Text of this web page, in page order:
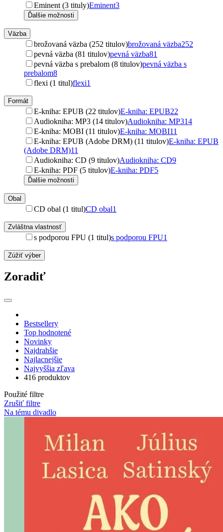
Eminent (3 tituly)Eminent3
Ďalšie možnosti
Väzba
brožovaná väzba (252 titulov)brožovaná väzba252
pevná väzba (81 titulov)pevná väzba81
pevná väzba s prebalom (8 titulov)pevná väzba s
prebalom8
flexi (1 titul)flexi1
Formát
E-kniha: EPUB (22 titulov)E-kniha: EPUB22
Audiokniha: MP3 (14 titulov)Audiokniha: MP314
E-kniha: MOBI (11 titulov)E-kniha: MOBI11
E-kniha: EPUB (Adobe DRM) (11 titulov)E-kniha: EPUB
(Adobe DRM)11
Audiokniha: CD (9 titulov)Audiokniha: CD9
E-kniha: PDF (5 titulov)E-kniha: PDF5
Ďalšie možnosti
Obal
CD obal (1 titul)CD obal1
Zvláštna vlastnosť
s podporou FPU (1 titul)s podporou FPU1
Zúžiť výber
Zoradiť
Bestsellery
Top hodnotené
Novinky
Najdrahšie
Najlacnejšie
Najvyššia zľava
416 produktov
Použité filtre
Zrušiť filtre
Na tému divadlo